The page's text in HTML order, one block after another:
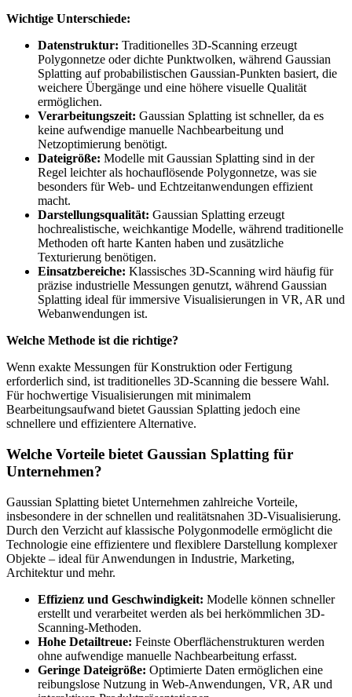
Wichtige Unterschiede:
Datenstruktur: Traditionelles 3D-Scanning erzeugt
Polygonnetze oder dichte Punktwolken, während Gaussian
Splatting auf probabilistischen Gaussian-Punkten basiert, die
weichere Übergänge und eine höhere visuelle Qualität
ermöglichen.
Verarbeitungszeit: Gaussian Splatting ist schneller, da es
keine aufwendige manuelle Nachbearbeitung und
Netzoptimierung benötigt.
Dateigröße: Modelle mit Gaussian Splatting sind in der
Regel leichter als hochauflösende Polygonnetze, was sie
besonders für Web- und Echtzeitanwendungen effizient
macht.
Darstellungsqualität: Gaussian Splatting erzeugt
hochrealistische, weichkantige Modelle, während traditionelle
Methoden oft harte Kanten haben und zusätzliche
Texturierung benötigen.
Einsatzbereiche: Klassisches 3D-Scanning wird häufig für
präzise industrielle Messungen genutzt, während Gaussian
Splatting ideal für immersive Visualisierungen in VR, AR und
Webanwendungen ist.
Welche Methode ist die richtige?
Wenn exakte Messungen für Konstruktion oder Fertigung
erforderlich sind, ist traditionelles 3D-Scanning die bessere Wahl.
Für hochwertige Visualisierungen mit minimalem
Bearbeitungsaufwand bietet Gaussian Splatting jedoch eine
schnellere und effizientere Alternative.
Welche Vorteile bietet Gaussian Splatting für
Unternehmen?
Gaussian Splatting bietet Unternehmen zahlreiche Vorteile,
insbesondere in der schnellen und realitätsnahen 3D-Visualisierung.
Durch den Verzicht auf klassische Polygonmodelle ermöglicht die
Technologie eine effizientere und flexiblere Darstellung komplexer
Objekte – ideal für Anwendungen in Industrie, Marketing,
Architektur und mehr.
Effizienz und Geschwindigkeit: Modelle können schneller
erstellt und verarbeitet werden als bei herkömmlichen 3D-
Scanning-Methoden.
Hohe Detailtreue: Feinste Oberflächenstrukturen werden
ohne aufwendige manuelle Nachbearbeitung erfasst.
Geringe Dateigröße: Optimierte Daten ermöglichen eine
reibungslose Nutzung in Web-Anwendungen, VR, AR und